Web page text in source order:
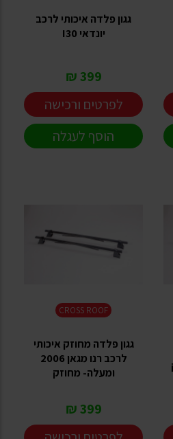
גגון פלדה איכותי לרכב
יונדאי I30
399 ₪
לפרטים ורכישה
הוסף לעגלה
CROSS ROOF
גגון פלדה מחוזק איכותי
לרכב רנו מגאן 2006
ומעלה- מחוזק
399 ₪